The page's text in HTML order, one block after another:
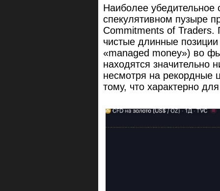
Наиболее убедительное
спекулятивном пузыре
Commitments of Traders.
чистые длинные
«managed money») во
находятся значительно
несмотря на рекордные
тому, что характерно